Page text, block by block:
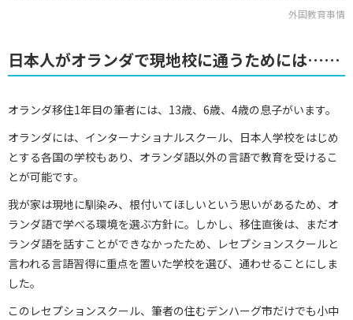
外国教育事情
日本人がオランダで現地校に通うためには……
オランダ移住1年目の筆者には、13歳、6歳、4歳の息子がいます。
オランダには、インターナショナルスクール、日本人学校をはじめ
とする各国の学校もあり、オランダ語以外の言語で教育を受けるこ
とが可能です。
我が家は現地に馴染み、根付いてほしいという思いがあるため、オ
ランダ語で学べる環境を選ぶ方針に。しかし、移住直後は、まだオ
ランダ語を話すことができなかったため、レセプションスクールと
言われる言語習得に重点を置いた学校を選び、通わせることにしま
した。
このレセプションスクール、筆者の住むデンハーグ市だけでも小中